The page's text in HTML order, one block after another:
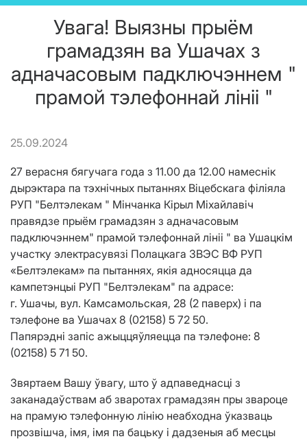
Увага! Выязны прыём
грамадзян ва Ушачах з
адначасовым падключэннем "
прамой тэлефоннай лініі "
25.09.2024
27 верасня бягучага года з 11.00 да 12.00 намеснік
дырэктара па тэхнічных пытаннях Віцебскага філіяла
РУП "Белтэлекам " Мінчанка Кірыл Міхайлавіч
правядзе прыём грамадзян з адначасовым
падключэннем" прамой тэлефоннай лініі " ва Ушацкім
участку электрасувязі Полацкага ЗВЭС ВФ РУП
«Белтэлекам» па пытаннях, якія адносяцца да
кампетэнцыі РУП "Белтэлекам" па адрасе:
г. Ушачы, вул. Камсамольская, 28 (2 паверх) і па
тэлефоне ва Ушачах 8 (02158) 5 72 50.
Папярэдні запіс ажыццяўляецца па тэлефоне: 8
(02158) 5 71 50.
Звяртаем Вашу ўвагу, што ў адпаведнасці з
заканадаўствам аб зваротах грамадзян пры звароце
на прамую тэлефонную лінію неабходна ўказваць
прозвішча, імя, імя па бацьку і дадзеныя аб месцы